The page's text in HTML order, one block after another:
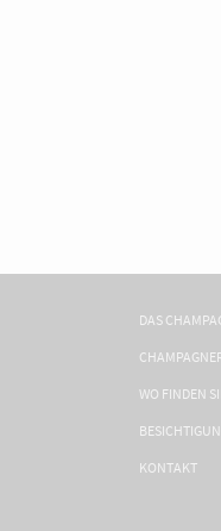
DAS
WO FINDEN
KONTAKT